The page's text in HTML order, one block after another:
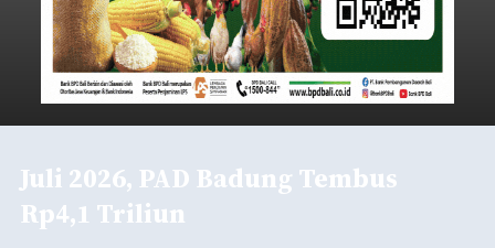
Juli 2026, PAD Badung Tembus
Rp4,1 Triliun